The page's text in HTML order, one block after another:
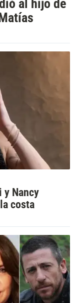
al hijo de
y Nancy
costa